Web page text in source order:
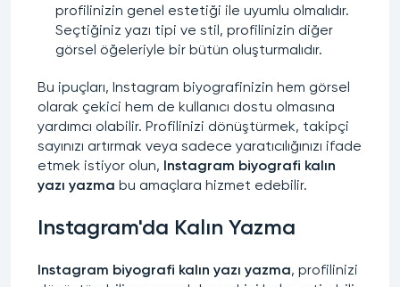
profilinizin genel estetiği ile uyumlu olmalıdır.
Seçtiğiniz yazı tipi ve stil, profilinizin diğer
görsel öğeleriyle bir bütün oluşturmalıdır.
Bu ipuçları, Instagram biyografinizin hem görsel
olarak çekici hem de kullanıcı dostu olmasına
yardımcı olabilir. Profilinizi dönüştürmek, takipçi
sayınızı artırmak veya sadece yaratıcılığınızı ifade
etmek istiyor olun,
Instagram biyografi kalın
yazı yazma bu amaçlara hizmet edebilir.
Instagram'da Kalın Yazma
Instagram biyografi kalın yazı yazma, profilinizi